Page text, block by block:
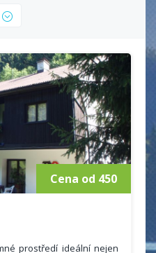
Cena od 450
prostředí ideální nejen